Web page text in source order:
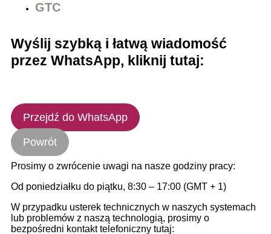
GTC
Wyślij szybką i łatwą wiadomość
przez WhatsApp, kliknij tutaj:
Przejdź do WhatsApp
Powrót
Prosimy o zwrócenie uwagi na nasze godziny pracy:
Od poniedziałku do piątku, 8:30 – 17:00 (GMT + 1)
W przypadku usterek technicznych w naszych systemach
lub problemów z naszą technologią, prosimy o
bezpośredni kontakt telefoniczny tutaj: